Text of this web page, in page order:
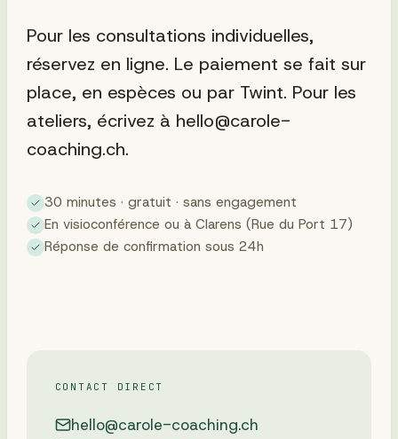
Pour les consultations individuelles,
réservez en ligne. Le paiement se fait sur
place, en espèces ou par Twint. Pour les
ateliers, écrivez à hello@carole-
coaching.ch.
30 minutes · gratuit · sans engagement
En visioconférence ou à Clarens (Rue du Port 17)
Réponse de confirmation sous 24h
CONTACT DIRECT
hello@carole-coaching.ch